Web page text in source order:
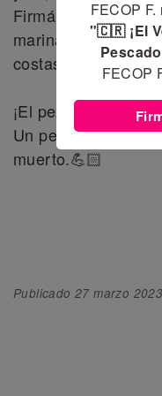
Firmá la petición y
marina y generar
costas.
¡El pez vela es
Un pez vela vivo
muerto.💪🏻
Publicado27 marzo 2023
FECOP
"🇨🇷 ¡El
FECOP